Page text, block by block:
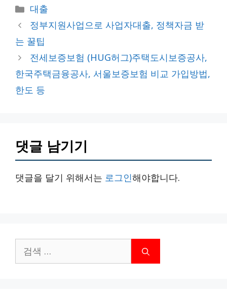
카
테
고
리
대출
정부지원사업으로 사업자대출, 정책자금 받
는 꿀팁
전세보증보험 (HUG허그)주택도시보증공사,
한국주택금융공사, 서울보증보험 비교 가입방법,
한도 등
댓글 남기기
댓글을 달기 위해서는 로그인해야합니다.
색: